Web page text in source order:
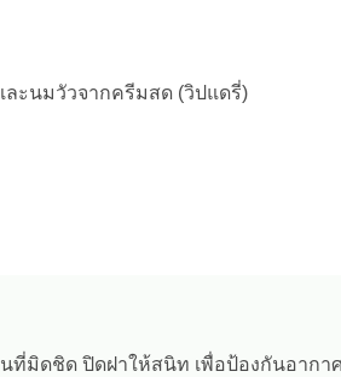
ะนมวัวจากครีมสด (วิปแดรี่)
ที่มิดชิด ปิดฝาให้สนิท เพื่อป้องกันอากา